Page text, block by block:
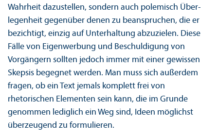
Wahrheit dazustellen, sondern auch polemisch Über­
legenheit gegenüber denen zu beanspruchen, die er
bezichtigt, einzig auf Unter­haltung abzuzielen. Diese
Fälle von Eigenwerbung und Beschuldigung von
Vorgängern sollten jedoch immer mit einer gewissen
Skepsis begegnet werden. Man muss sich außerdem
fragen, ob ein Text jemals komplett frei von
rhetorischen Elementen sein kann, die im Grunde
genommen lediglich ein Weg sind, Ideen möglichst
überzeugend zu formulieren.